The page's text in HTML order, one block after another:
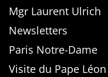
Mgr Laurent Ulrich
Newsletters
Paris Notre-Dame
Visite du Pape Léon